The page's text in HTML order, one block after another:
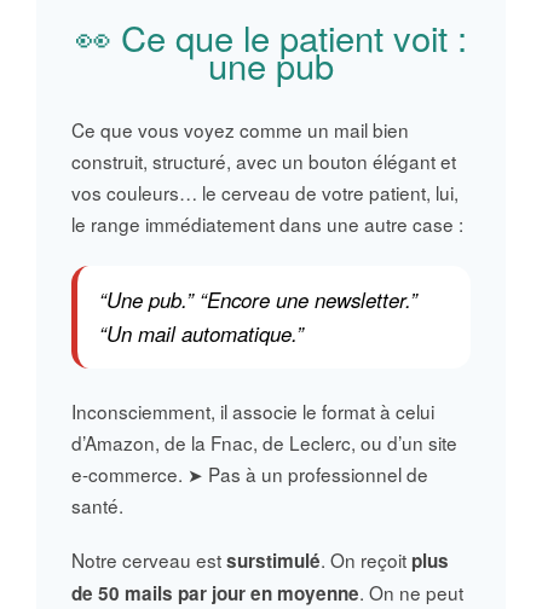
👀 Ce que le patient voit :
une pub
Ce que vous voyez comme un mail bien
construit, structuré, avec un bouton élégant et
vos couleurs… le cerveau de votre patient, lui,
le range immédiatement dans une autre case :
“Une pub.” “Encore une newsletter.”
“Un mail automatique.”
Inconsciemment, il associe le format à celui
d’Amazon, de la Fnac, de Leclerc, ou d’un site
e-commerce. ➤ Pas à un professionnel de
santé.
Notre cerveau estsurstimulé. On reçoit plus
de 50 mails par jour en moyenne. On ne peut